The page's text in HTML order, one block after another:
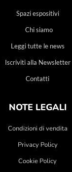
Spazi espositivi
Chi siamo
Leggi tutte le news
Iscriviti alla Newsletter
Contatti
NOTE LEGALI
Condizioni di vendita
Privacy Policy
Cookie Policy